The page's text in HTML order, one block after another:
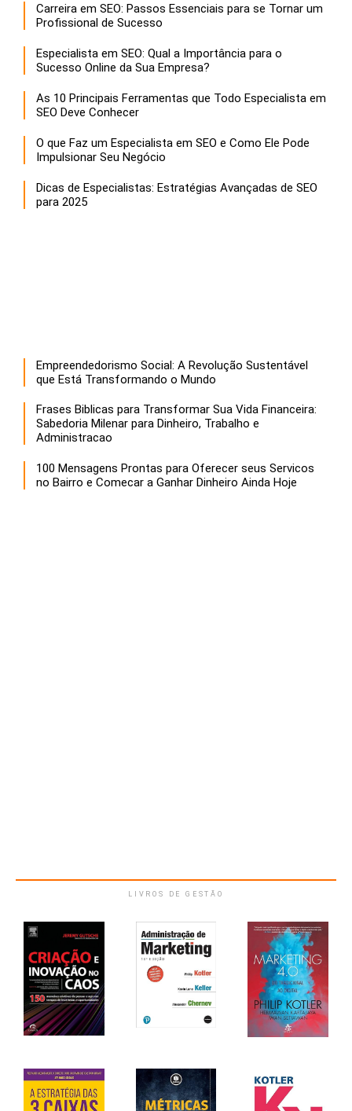
Carreira em SEO: Passos Essenciais para se Tornar um
Profissional de Sucesso
Especialista em SEO: Qual a Importância para o
Sucesso Online da Sua Empresa?
As 10 Principais Ferramentas que Todo Especialista em
SEO Deve Conhecer
O que Faz um Especialista em SEO e Como Ele Pode
Impulsionar Seu Negócio
Dicas de Especialistas: Estratégias Avançadas de SEO
para 2025
Empreendedorismo Social: A Revolução Sustentável
que Está Transformando o Mundo
Frases Biblicas para Transformar Sua Vida Financeira:
Sabedoria Milenar para Dinheiro, Trabalho e
Administracao
100 Mensagens Prontas para Oferecer seus Servicos
no Bairro e Comecar a Ganhar Dinheiro Ainda Hoje
LIVROS DE GESTÃO